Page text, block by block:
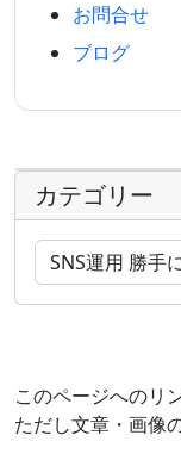
お問合せ
ブログ
カテゴリー
このページへのリ
ただし文章・画像